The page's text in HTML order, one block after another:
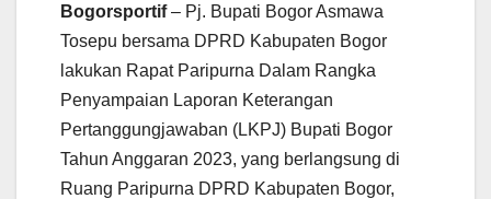
Bogorsportif– Pj. Bupati Bogor Asmawa
Tosepu bersama DPRD Kabupaten Bogor
lakukan Rapat Paripurna Dalam Rangka
Penyampaian Laporan Keterangan
Pertanggungjawaban (LKPJ) Bupati Bogor
Tahun Anggaran 2023, yang berlangsung di
Ruang Paripurna DPRD Kabupaten Bogor,